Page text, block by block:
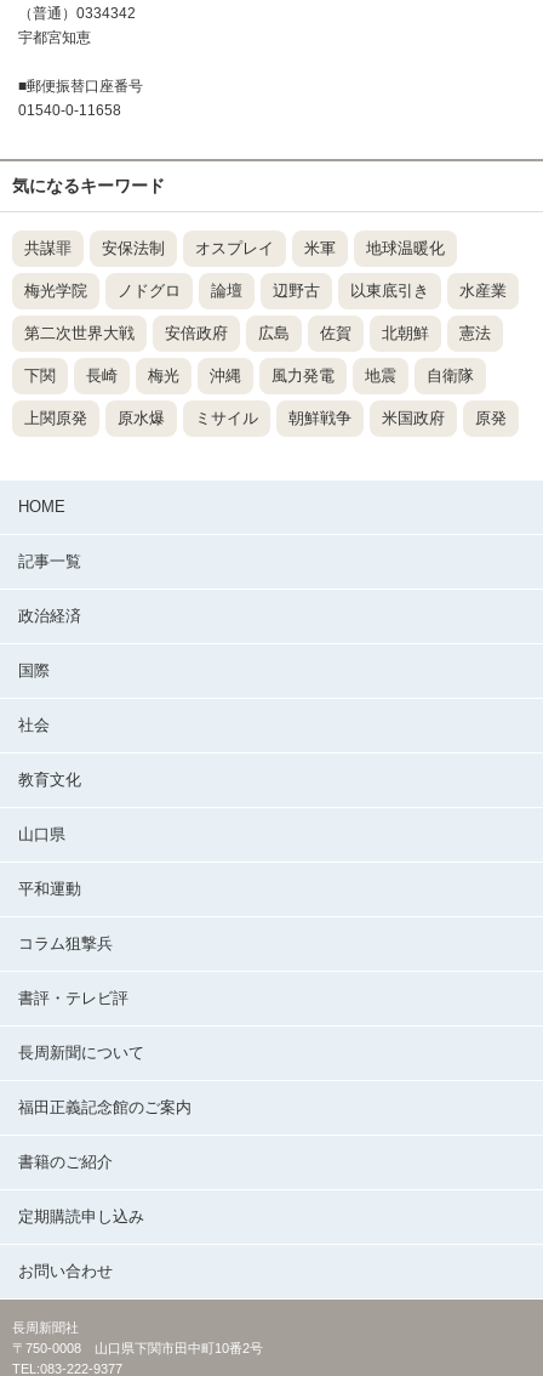
（普通）0334342
宇都宮知恵
■郵便振替口座番号
01540-0-11658
気になるキーワード
共謀罪 安保法制 オスプレイ 米軍 地球温暖化
梅光学院 ノドグロ 論壇 辺野古 以東底引き 水産業
第二次世界大戦 安倍政府 広島 佐賀 北朝鮮 憲法
下関 長崎 梅光 沖縄 風力発電 地震 自衛隊
上関原発 原水爆 ミサイル 朝鮮戦争 米国政府 原発
HOME
記事一覧
政治経済
国際
社会
教育文化
山口県
平和運動
コラム狙撃兵
書評・テレビ評
長周新聞について
福田正義記念館のご案内
書籍のご紹介
定期購読申し込み
お問い合わせ
長周新聞社
〒750-0008 山口県下関市田中町10番2号
TEL:083-222-9377